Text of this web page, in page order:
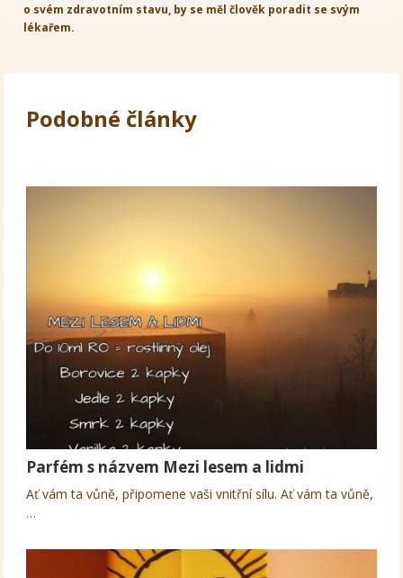
o svém zdravotním stavu, by se měl člověk poradit se svým
lékařem.
Podobné články
Parfém s názvem Mezi lesem a lidmi
Ať vám ta vůně, připomene vaši vnitřní sílu. Ať vám ta vůně,
…